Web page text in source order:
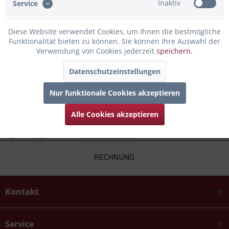
Bewertungen lesen, schreiben und diskutieren...
mehr
Infos zum Hersteller
Folgende Infos zum Hersteller sind verfübar......mehr
Kontakt
Service
Service Inaktiv
Diese Website verwendet Cookies, um Ihnen die bestmögliche
Funktionalität bieten zu können. Sie können Ihre Auswahl der
Verwendung von Cookies jederzeit speichern.
Datenschutzeinstellungen
Nur funktionale Cookies akzeptieren
Alle Cookies akzeptieren